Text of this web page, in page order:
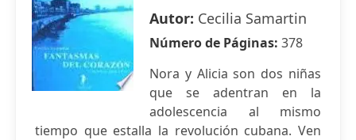
Autor: Cecilia Samartin
Número de Páginas: 378
Nora y Alicia son dos niñas
que se adentran en la
adolescencia al mismo
tiempo que estalla la revolución cubana. Ven